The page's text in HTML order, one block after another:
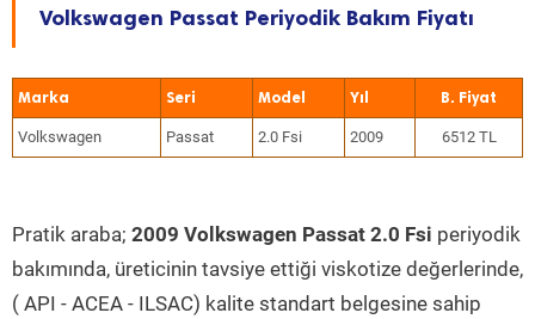
Volkswagen Passat Periyodik Bakım Fiyatı
Marka Seri Model Yıl
Volkswagen Passat 2.0 Fsi 2009 6512 TL
Pratik araba; 2009 Volkswagen Passat 2.0 Fsi periyodik
bakımında, üreticinin tavsiye ettiği viskotize değerlerinde,
( API - ACEA - ILSAC) kalite standart belgesine sahip